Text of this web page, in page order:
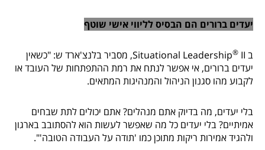
יעדים ברורים הם הבסיס לליווי אישי שוטף
ב Situational Leadership ®
II, מסביר בלנצ'ארד ש: "כשאין
יעדים ברורים, אי אפשר לנתח את רמת ההתפתחות של העובד או
לקבוע מהו סגנון הניהול והמנהיגות המתאים.
בלי יעדים, מה בדיוק אתם מנהלים? אתם יכולים לתת שבחים
אמיתיים? בלי יעדים כל מה שאפשר לעשות הוא להסתובב בארגון
ולהגיד אמירות ריקות מתוכן כמו 'תודה על העבודה הטובה'".